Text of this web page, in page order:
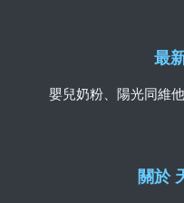
關於
最
嬰兒奶粉、陽光同維